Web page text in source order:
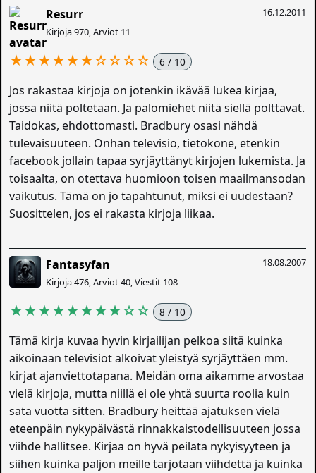
16.12.2011
Resurr
Kirjoja 970, Arviot 11
★★★★★★☆☆☆☆ 6 / 10
Jos rakastaa kirjoja on jotenkin ikävää lukea kirjaa,
jossa niitä poltetaan. Ja palomiehet niitä siellä polttavat.
Taidokas, ehdottomasti. Bradbury osasi nähdä
tulevaisuuteen. Onhan televisio, tietokone, etenkin
facebook jollain tapaa syrjäyttänyt kirjojen lukemista. Ja
toisaalta, on otettava huomioon toisen maailmansodan
vaikutus. Tämä on jo tapahtunut, miksi ei uudestaan?
Suosittelen, jos ei rakasta kirjoja liikaa.
18.08.2007
Fantasyfan
Kirjoja 476, Arviot 40, Viestit 108
★★★★★★★★☆☆ 8 / 10
Tämä kirja kuvaa hyvin kirjailijan pelkoa siitä kuinka
aikoinaan televisiot alkoivat yleistyä syrjäyttäen mm.
kirjat ajanviettotapana. Meidän oma aikamme arvostaa
vielä kirjoja, mutta niillä ei ole yhtä suurta roolia kuin
sata vuotta sitten. Bradbury heittää ajatuksen vielä
eteenpäin nykypäivästä rinnakkaistodellisuuteen jossa
viihde hallitsee. Kirjaa on hyvä peilata nykyisyyteen ja
siihen kuinka paljon meille tarjotaan viihdettä ja kuinka